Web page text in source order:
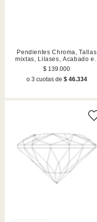
Pendientes Chroma, Tallas
mixtas, Lilases, Acabado en
tono oro
$ 139.000
o 3 cuotas de $ 46.334